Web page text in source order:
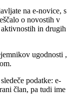
na e-novice, s
o novostih v
in drugih
ugodnosti ,
podatke: e-
član, pa tudi ime